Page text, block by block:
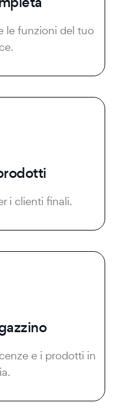
le funzioni del tuo
i clienti finali.
e i prodotti in